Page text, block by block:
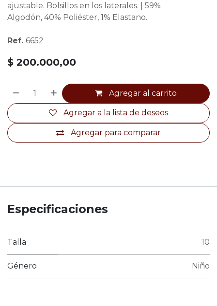
ajustable. Bolsillos en los laterales. | 59%
Algodón, 40% Poliéster, 1% Elastano.
Ref. 6652
$ 200.000,00
Agregar al carrito
Agregar para comparar
Agregar a la lista de deseos
Especificaciones
Talla 10
Género Niño